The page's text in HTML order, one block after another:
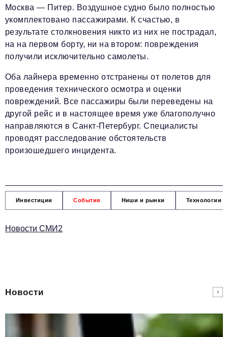
Москва — Питер. Воздушное судно было полностью
укомплектовано пассажирами. К счастью, в
результате столкновения никто из них не пострадал,
на на первом борту, ни на втором: повреждения
получили исключительно самолеты.
Оба лайнера временно отстранены от полетов для
проведения технического осмотра и оценки
повреждений. Все пассажиры были переведены на
другой рейс и в настоящее время уже благополучно
направляются в Санкт-Петербург. Специалисты
проводят расследование обстоятельств
произошедшего инцидента.
Инвестиции События Ниши и рынки Технологии
Новости СМИ2
Новости